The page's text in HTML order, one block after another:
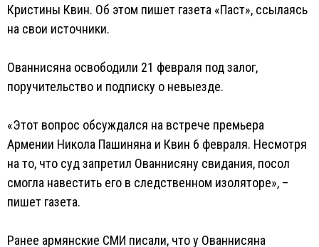
Кристины Квин. Об этом пишет газета «Паст», ссылаясь
на свои источники.
Ованнисяна освободили 21 февраля под залог,
поручительство и подписку о невыезде.
«Этот вопрос обсуждался на встрече премьера
Армении Никола Пашиняна и Квин 6 февраля. Несмотря
на то, что суд запретил Ованнисяну свидания, посол
смогла навестить его в следственном изоляторе», –
пишет газета.
Ранее армянские СМИ писали, что у Ованнисяна